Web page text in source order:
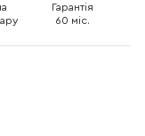
Гарантія
60 міс.